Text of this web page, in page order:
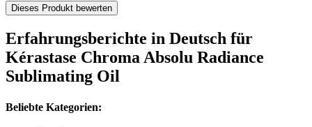
Dieses Produkt bewerten
Erfahrungsberichte in Deutsch für
Kérastase Chroma Absolu Radiance
Sublimating Oil
Beliebte Kategorien: